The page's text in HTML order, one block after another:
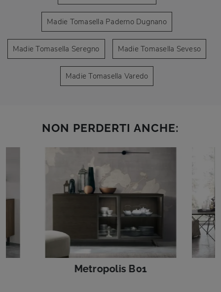
Madie Tomasella Paderno Dugnano
Madie Tomasella Seregno Madie Tomasella Seveso
Madie Tomasella Varedo
NON PERDERTI ANCHE:
Metropolis B01